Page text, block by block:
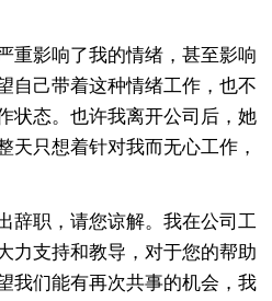
重影响了我的情绪，甚至影响
自己带着这种情绪工作，也不
状态。也许我离开公司后，她
天只想着针对我而无心工作，
辞职，请您谅解。我在公司工
力支持和教导，对于您的帮助
我们能有再次共事的机会，我